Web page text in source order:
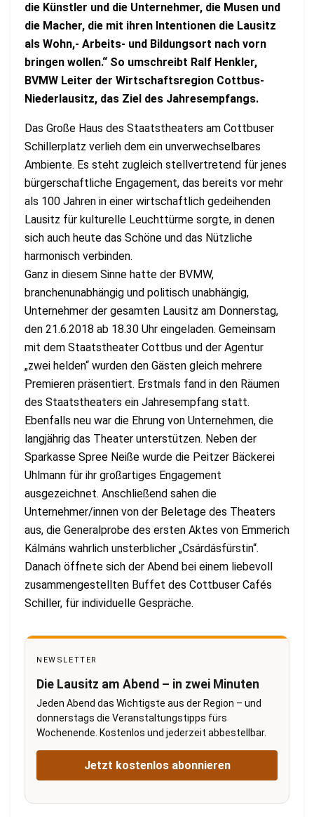
die Künstler und die Unternehmer, die Musen und
die Macher, die mit ihren Intentionen die Lausitz
als Wohn,- Arbeits- und Bildungsort nach vorn
bringen wollen.“ So umschreibt Ralf Henkler,
BVMW Leiter der Wirtschaftsregion Cottbus-
Niederlausitz, das Ziel des Jahresempfangs.
Das Große Haus des Staatstheaters am Cottbuser
Schillerplatz verlieh dem ein unverwechselbares
Ambiente. Es steht zugleich stellvertretend für jenes
bürgerschaftliche Engagement, das bereits vor mehr
als 100 Jahren in einer wirtschaftlich gedeihenden
Lausitz für kulturelle Leuchttürme sorgte, in denen
sich auch heute das Schöne und das Nützliche
harmonisch verbinden.
Ganz in diesem Sinne hatte der BVMW,
branchenunabhängig und politisch unabhängig,
Unternehmer der gesamten Lausitz am Donnerstag,
den 21.6.2018 ab 18.30 Uhr eingeladen. Gemeinsam
mit dem Staatstheater Cottbus und der Agentur
„zwei helden“ wurden den Gästen gleich mehrere
Premieren präsentiert. Erstmals fand in den Räumen
des Staatstheaters ein Jahresempfang statt.
Ebenfalls neu war die Ehrung von Unternehmen, die
langjährig das Theater unterstützen. Neben der
Sparkasse Spree Neiße wurde die Peitzer Bäckerei
Uhlmann für ihr großartiges Engagement
ausgezeichnet. Anschließend sahen die
Unternehmer/innen von der Beletage des Theaters
aus, die Generalprobe des ersten Aktes von Emmerich
Kálmáns wahrlich unsterblicher „Csárdásfürstin“.
Danach öffnete sich der Abend bei einem liebevoll
zusammengestellten Buffet des Cottbuser Cafés
Schiller, für individuelle Gespräche.
NEWSLETTER
Die Lausitz am Abend – in zwei Minuten
Jeden Abend das Wichtigste aus der Region – und
donnerstags die Veranstaltungstipps fürs
Wochenende. Kostenlos und jederzeit abbestellbar.
Jetzt kostenlos abonnieren